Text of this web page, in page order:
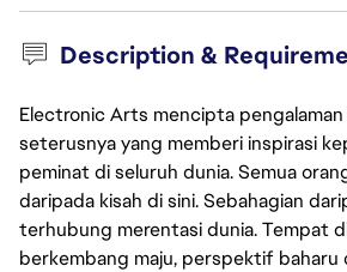
Description &
Electronic Arts mencipta
seterusnya yang memberi inspirasi
peminat di seluruh dunia. Semua
daripada kisah di sini. Sebahagian
terhubung merentasi dunia. Tempat
berkembang maju, perspektif baharu